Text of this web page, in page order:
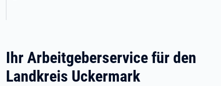
Ihr Arbeitgeberservice für den
Landkreis Uckermark